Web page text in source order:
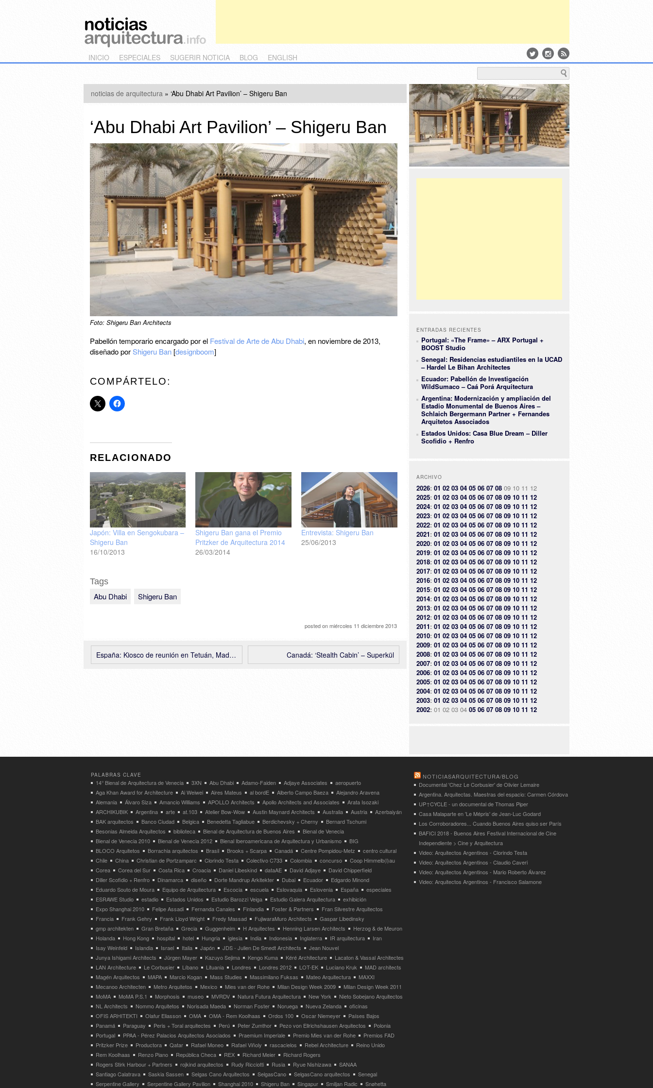
Main menu
Skip to primary content
Skip to secondary content
INICIO ESPECIALES SUGERIR NOTICIA BLOG ENGLISH
noticias de arquitectura » ‘Abu Dhabi Art Pavilion’ – Shigeru Ban
‘Abu Dhabi Art Pavilion’ – Shigeru Ban
Foto: Shigeru Ban Architects
Pabellón temporario encargado por el Festival de Arte de Abu Dhabi, en noviembre de 2013,
diseñado porShigeru Ban[designboom]
COMPÁRTELO:
RELACIONADO
Japón: Villa en Sengokubara –
Shigeru Ban
16/10/2013
Shigeru Ban gana el Premio
Pritzker de Arquitectura 2014
26/03/2014
Entrevista: Shigeru Ban
25/06/2013
Tags
Abu Dhabi Shigeru Ban
posted onmiércoles 11 diciembre 2013
Canadá: ‘Stealth Cabin’ – Superkül
España: Kiosco de reunión en Tetuán, Madrid – Losada García Arquitectos
ENTRADAS RECIENTES
Portugal: «The Frame» – ARX Portugal +
BOOST Studio
Senegal: Residencias estudiantiles en la UCAD
– Hardel Le Bihan Architectes
Ecuador: Pabellón de Investigación
WildSumaco – Caá Porá Arquitectura
Argentina: Modernización y ampliación del
Estadio Monumental de Buenos Aires –
Schlaich Bergermann Partner + Fernandes
Arquitetos Associados
Estados Unidos: Casa Blue Dream – Diller
Scofidio + Renfro
ARCHIVO
2026: 01 02 03 04 05 06 07 08 09 10 11 12
2025: 01 02 03 04 05 06 07 08 09 10 11 12
2024: 01 02 03 04 05 06 07 08 09 10 11 12
2023: 01 02 03 04 05 06 07 08 09 10 11 12
2022: 01 02 03 04 05 06 07 08 09 10 11 12
2021: 01 02 03 04 05 06 07 08 09 10 11 12
2020: 01 02 03 04 05 06 07 08 09 10 11 12
2019: 01 02 03 04 05 06 07 08 09 10 11 12
2018: 01 02 03 04 05 06 07 08 09 10 11 12
2017: 01 02 03 04 05 06 07 08 09 10 11 12
2016: 01 02 03 04 05 06 07 08 09 10 11 12
2015: 01 02 03 04 05 06 07 08 09 10 11 12
2014: 01 02 03 04 05 06 07 08 09 10 11 12
2013: 01 02 03 04 05 06 07 08 09 10 11 12
2012: 01 02 03 04 05 06 07 08 09 10 11 12
2011: 01 02 03 04 05 06 07 08 09 10 11 12
2010: 01 02 03 04 05 06 07 08 09 10 11 12
2009: 01 02 03 04 05 06 07 08 09 10 11 12
2008: 01 02 03 04 05 06 07 08 09 10 11 12
2007: 01 02 03 04 05 06 07 08 09 10 11 12
2006: 01 02 03 04 05 06 07 08 09 10 11 12
2005: 01 02 03 04 05 06 07 08 09 10 11 12
2004: 01 02 03 04 05 06 07 08 09 10 11 12
2003: 01 02 03 04 05 06 07 08 09 10 11 12
2002: 01 02 03 04 05 06 07 08 09 10 11 12
PALABRAS CLAVE
14° Bienal de Arquitectura de Venecia 3XN Abu Dhabi Adamo-Faiden Adjaye Associates
aeropuerto
Aga Khan Award for Architecture
Ai Weiwei Aires Mateus al bordE Alberto Campo Baeza
Alejandro Aravena
Alemania
Álvaro Siza Amancio Williams APOLLO Architects Apollo Architects and Associates
Arata Isozaki
ARCHIKUBIK
Argentina arte at.103 Atelier Bow-Wow Austin Maynard Architects Australia Austria
Azerbaiyán
BAK arquitectos
Banco Ciudad Belgica Benedetta Tagliabue Berdichevsky + Cherny
Bernard Tschumi
Besonias Almeida Arquitectos
biblioteca Bienal de Arquitectura de Buenos Aires
Bienal de Venecia
Bienal de Venecia 2010
Bienal de Venecia 2012 Bienal Iberoamericana de Arquitectura y Urbanismo
BIG
BLOCO Arquitetos
Borrachia arquitectos Brasil Brooks + Scarpa Canadá Centre Pompidou-Metz
centro cultural
Chile
China Christian de Portzamparc Clorindo Testa Colectivo C733 Colombia concurso
Coop Himmelb(l)au
Corea
Corea del Sur Costa Rica Croacia Daniel Libeskind dataAE David Adjaye
David Chipperfield
Diller Scofidio + Renfro
Dinamarca diseño Dorte Mandrup Arkitekter Dubai Ecuador
Edgardo Minond
Eduardo Souto de Moura
Equipo de Arquitectura Escocia escuela Eslovaquia Eslovenia España
especiales
ESRAWE Studio
estadio Estados Unidos Estudio Barozzi Veiga Estudio Galera Arquitectura
exhibición
Expo Shanghai 2010
Felipe Assadi Fernanda Canales Finlandia Foster & Partners
Fran Silvestre Arquitectos
Francia
Frank Gehry Frank Lloyd Wright Fredy Massad FujiwaraMuro Architects
Gaspar Libedinsky
gmp architekten
Gran Bretaña Grecia Guggenheim H Arquitectes Henning Larsen Architects
Herzog & de Meuron
Holanda
Hong Kong hospital hotel Hungria iglesia India Indonesia Inglaterra IR arquitectura
Iran
Isay Weinfeld
Islandia Israel Italia Japón JDS - Julien De Smedt Architects
Jean Nouvel
Junya Ishigami Architects
Jürgen Mayer Kazuyo Sejima Kengo Kuma Kéré Architecture
Lacaton & Vassal Architectes
LAN Architecture
Le Corbusier Líbano Lituania Londres Londres 2012 LOT-EK Luciano Kruk
MAD architects
Magén Arquitectos
MAPA Marcio Kogan Mass Studies Massimilano Fuksas Mateo Arquitectura
MAXXI
Mecanoo Architecten
Metro Arquitetos Mexico Mies van der Rohe Milan Design Week 2009
Milan Design Week 2011
MoMA
MoMA P.S.1 Morphosis museo MVRDV Natura Futura Arquitectura New York
Nieto Sobejano Arquitectos
NL Architects
Nommo Arquitetos Norisada Maeda Norman Foster Noruega Nueva Zelanda
oficinas
OFIS ARHITEKTI
Olafur Eliasson OMA OMA - Rem Koolhaas Ordos 100 Oscar Niemeyer
Países Bajos
Panamá
Paraguay Peris + Toral arquitectes Perú Peter Zumthor Pezo von Ellrichshausen Arquitectos
Polonia
Portugal
PPAA - Pérez Palacios Arquitectos Asociados Praemium Imperiale Premio Mies van der Rohe
Premios FAD
Pritzker Prize
Productora Qatar Rafael Moneo Rafael Viñoly rascacielos Rebel Architecture
Reino Unido
Rem Koolhaas
Renzo Piano República Checa REX Richard Meier
Richard Rogers
Rogers Stirk Harbour + Partners
rojkind arquitectos Rudy Ricciotti Rusia Ryue Nishizawa
SANAA
Santiago Calatrava
Saskia Sassen Selgas Cano Arquitectos SelgasCano SelgasCano arquitectos
Senegal
Serpentine Gallery
Serpentine Gallery Pavilion Shanghai 2010 Shigeru Ban Singapur Smiljan Radic Snøhetta
NOTICIASARQUITECTURA/BLOG
Documental 'Chez Le Corbusier' de Olivier Lemaire
Argentina. Arquitectas. Maestras del espacio: Carmen Córdova
UP↑CYCLE - un documental de Thomas Piper
Casa Malaparte en 'Le Mépris' de Jean-Luc Godard
Los Corroboradores... Cuando Buenos Aires quiso ser París
BAFICI 2018 - Buenos Aires Festival Internacional de Cine
Independiente > Cine y Arquitectura
Video: Arquitectos Argentinos - Clorindo Testa
Video: Arquitectos Argentinos - Claudio Caveri
Video: Arquitectos Argentinos - Mario Roberto Álvarez
Video: Arquitectos Argentinos - Francisco Salamone